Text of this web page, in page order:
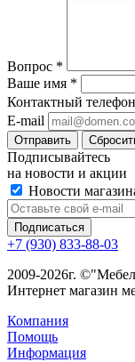
Вопрос *
Ваше имя *
Контактный телефон
E-mail
Подписывайтесь
на новости и акции
Новости
+7 (930) 833-88-03
2009-2026г.
Интернет магазин
Компания
Помощь
Информация